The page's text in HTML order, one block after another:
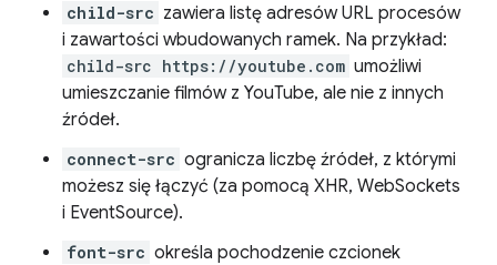
child-src zawiera listę adresów URL procesów
i zawartości wbudowanych ramek. Na przykład:
child-src https://youtube.com umożliwi
umieszczanie filmów z YouTube, ale nie z innych
źródeł.
connect-src ogranicza liczbę źródeł, z którymi
możesz się łączyć (za pomocą XHR, WebSockets
i EventSource).
font-src określa pochodzenie czcionek